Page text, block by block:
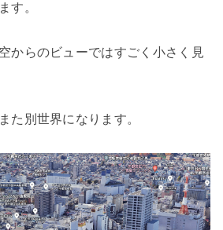
す。
からのビューではすごく小さく見
た別世界になります。